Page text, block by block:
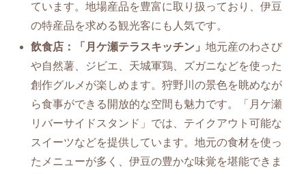
ています。地場産品を豊富に取り扱っており、伊豆
の特産品を求める観光客にも人気です。
飲食店：「月ケ瀬テラスキッチン」地元産のわさび
や自然薯、ジビエ、天城軍鶏、ズガニなどを使った
創作グルメが楽しめます。狩野川の景色を眺めなが
ら食事ができる開放的な空間も魅力です。「月ケ瀬
リバーサイドスタンド」では、テイクアウト可能な
スイーツなどを提供しています。地元の食材を使っ
たメニューが多く、伊豆の豊かな味覚を堪能できま